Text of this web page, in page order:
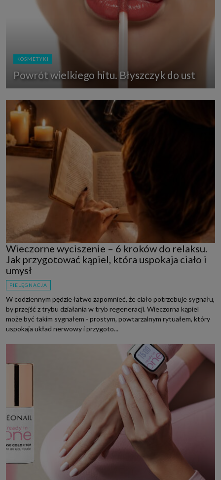
KOSMETYKI
Powrót wielkiego hitu. Błyszczyk do ust
Wieczorne wyciszenie – 6 kroków do relaksu.
Jak przygotować kąpiel, która uspokaja ciało i
umysł
PIELĘGNACJA
W codziennym pędzie łatwo zapomnieć, że ciało potrzebuje sygnału,
by przejść z trybu działania w tryb regeneracji. Wieczorna kąpiel
może być takim sygnałem - prostym, powtarzalnym rytuałem, który
uspokaja układ nerwowy i przygoto...